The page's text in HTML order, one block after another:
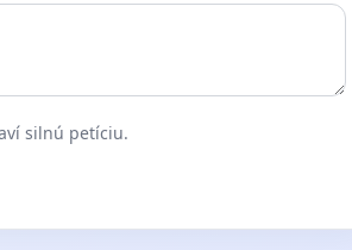
silnú petíciu.